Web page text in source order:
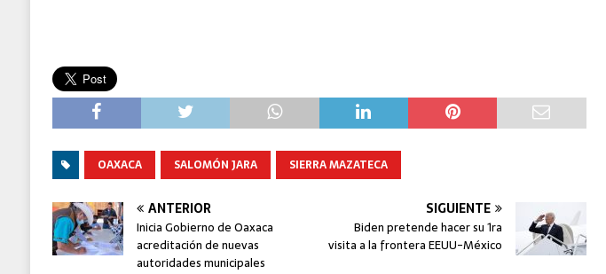
OAXACA SALOMÓN JARA SIERRA MAZATECA
ANTERIOR
Inicia Gobierno de Oaxaca
acreditación de nuevas
autoridades municipales
SIGUIENTE
Biden pretende hacer su 1ra
visita a la frontera EEUU-México